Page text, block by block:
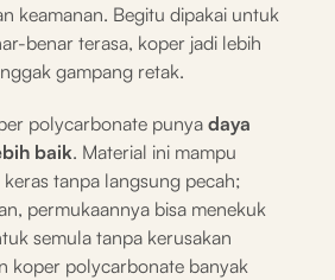
keamanan. Begitu dipakai untuk
benar terasa, koper jadi lebih
gampang retak.
polycarbonate punya daya
baik. Material ini mampu
tanpa langsung pecah;
permukaannya bisa menekuk
semula tanpa kerusakan
koper polycarbonate banyak